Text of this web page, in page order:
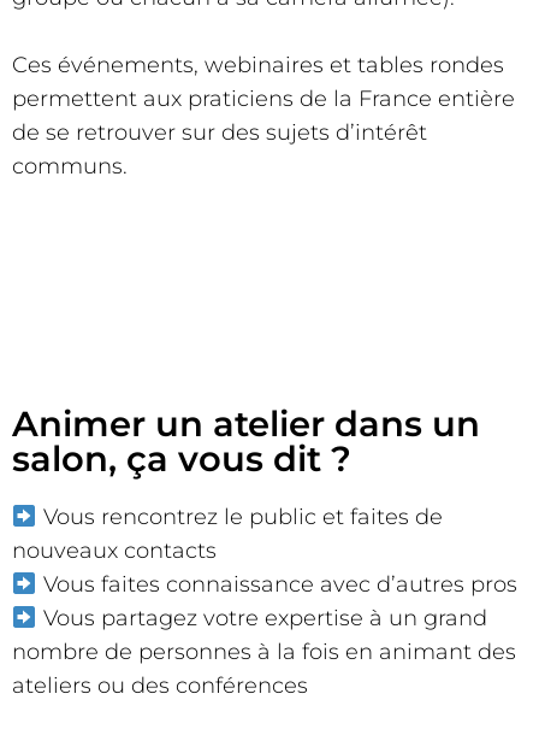
Ces événements, webinaires et tables rondes
permettent aux praticiens de la France entière
de se retrouver sur des sujets d’intérêt
communs.
Animer un atelier dans un
salon, ça vous dit ?
Vous rencontrez le public et faites de
nouveaux contacts
Vous faites connaissance avec d’autres pros
Vous partagez votre expertise à un grand
nombre de personnes à la fois en animant des
ateliers ou des conférences